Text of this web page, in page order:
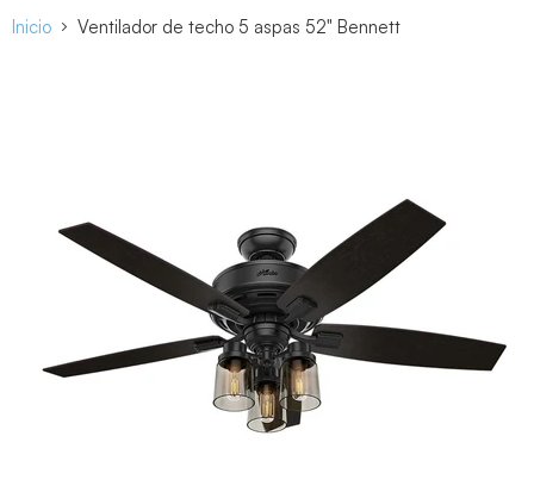
Inicio Ventilador de techo 5 aspas 52" Bennett